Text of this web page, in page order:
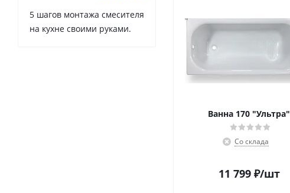
Ванна 170 "Ультра"
Со склада
11 799₽/шт
5 шагов монтажа смесителя
на кухне своими руками.